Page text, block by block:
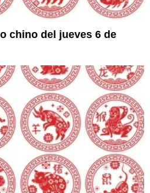
chino del jueves 6 de